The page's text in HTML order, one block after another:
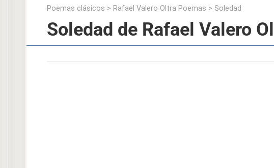
Poemas clásicos > Rafael Valero Oltra Poemas > Soledad
Soledad de Rafael Valero